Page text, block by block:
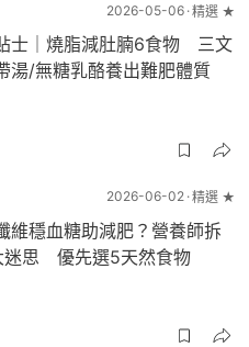
2026-05-06 精選 ★
士｜燒脂減肚腩6食物 三文
湯/無糖乳酪養出難肥體質
2026-06-02 精選 ★
維穩血糖助減肥？營養師拆
迷思 優先選5天然食物